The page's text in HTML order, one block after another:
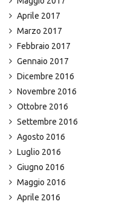
Aprile 2017
Marzo 2017
Febbraio 2017
Gennaio 2017
Dicembre 2016
Novembre 2016
Ottobre 2016
Settembre 2016
Agosto 2016
Luglio 2016
Giugno 2016
Maggio 2016
Aprile 2016